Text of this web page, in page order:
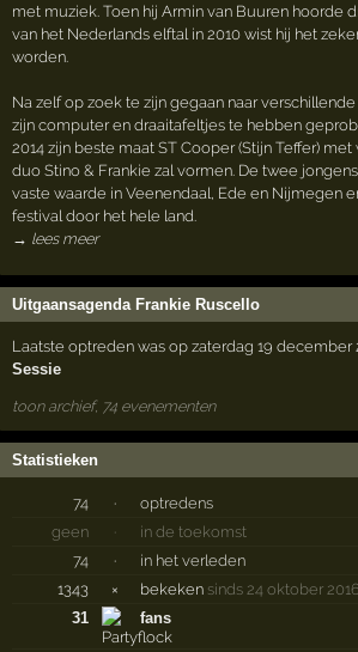
met muziek. Toen hij Armin van Buuren hoorde
van het Nederlands elftal in 2010 wist hij het
worden.
Na zelf op zoek te zijn gegaan naar
zijn computer en draaitafeltjes te hebben
2014 zijn beste maat ST Cooper (Stijn Teffer) met
duo Stino & Frankie zal vormen. De twee
vaste waarde in Veenendaal, Ede en Nijmegen
festival door het hele land.
→ lees meer
Uitgaansagenda Frankie Ruscello
Laatste optreden was op zaterdag 19 december
Sessie
toon archief, 74 evenementen
Statistieken
74 ·
optredens
geen
·
in de toekomst
74
·
in het verleden
1343
× bekeken sinds 24 oktober 2016
31
fans